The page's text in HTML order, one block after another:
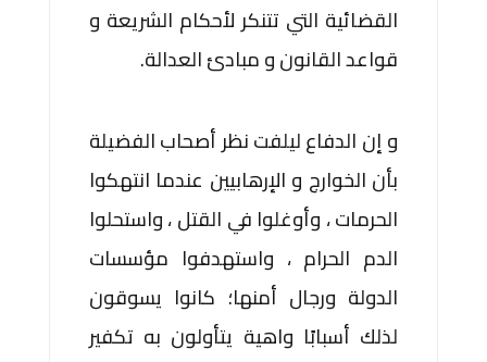
القضائية التي تتنكر لأحكام الشريعة و
قواعد القانون و مبادئ العدالة.
و إن الدفاع ليلفت نظر أصحاب الفضيلة
بأن الخوارج و الإرهابيين عندما انتهكوا
الحرمات ، وأوغلوا في القتل ، واستحلوا
الدم الحرام ، واستهدفوا مؤسسات
الدولة ورجال أمنها؛ كانوا يسوقون
لذلك أسبابًا واهية يتأولون به تكفير